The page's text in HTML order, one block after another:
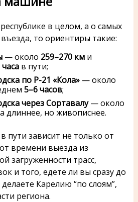
в целом, а о самых
то ориентиры такие:
— около 259–270 кми
в пути;
по Р-21 «Кола»— около
5–6 часов;
через Сортавалу— около
длиннее, но живописнее.
пути зависит не только от
времени выезда из
загруженности трасс,
и того, едете ли вы сразу до
Карелию “по слоям”,
региона.